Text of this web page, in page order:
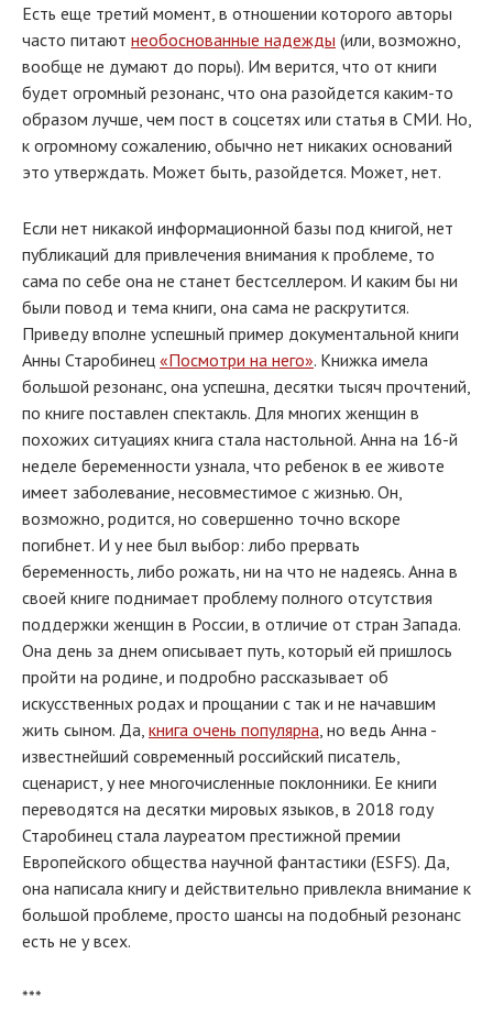
Есть еще третий момент, в отношении которого авторы
часто питают необоснованные надежды (или, возможно,
вообще не думают до поры). Им верится, что от книги
будет огромный резонанс, что она разойдется каким-то
образом лучше, чем пост в соцсетях или статья в СМИ. Но,
к огромному сожалению, обычно нет никаких оснований
это утверждать. Может быть, разойдется. Может, нет.
Если нет никакой информационной базы под книгой, нет
публикаций для привлечения внимания к проблеме, то
сама по себе она не станет бестселлером. И каким бы ни
были повод и тема книги, она сама не раскрутится.
Приведу вполне успешный пример документальной книги
Анны Старобинец «Посмотри на него». Книжка имела
большой резонанс, она успешна, десятки тысяч прочтений,
по книге поставлен спектакль. Для многих женщин в
похожих ситуациях книга стала настольной. Анна на 16-й
неделе беременности узнала, что ребенок в ее животе
имеет заболевание, несовместимое с жизнью. Он,
возможно, родится, но совершенно точно вскоре
погибнет. И у нее был выбор: либо прервать
беременность, либо рожать, ни на что не надеясь. Анна в
своей книге поднимает проблему полного отсутствия
поддержки женщин в России, в отличие от стран Запада.
Она день за днем описывает путь, который ей пришлось
пройти на родине, и подробно рассказывает об
искусственных родах и прощании с так и не начавшим
жить сыном. Да, книга очень популярна, но ведь Анна -
известнейший современный российский писатель,
сценарист, у нее многочисленные поклонники. Ее книги
переводятся на десятки мировых языков, в 2018 году
Старобинец стала лауреатом престижной премии
Европейского общества научной фантастики (ESFS). Да,
она написала книгу и действительно привлекла внимание к
большой проблеме, просто шансы на подобный резонанс
есть не у всех.
***